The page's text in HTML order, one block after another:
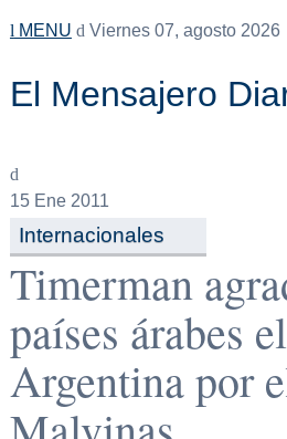
MENU Viernes 07, agosto 2026
El Mensajero
15Ene 2011
Internacionales
Timerman
países árabes
Argentina por